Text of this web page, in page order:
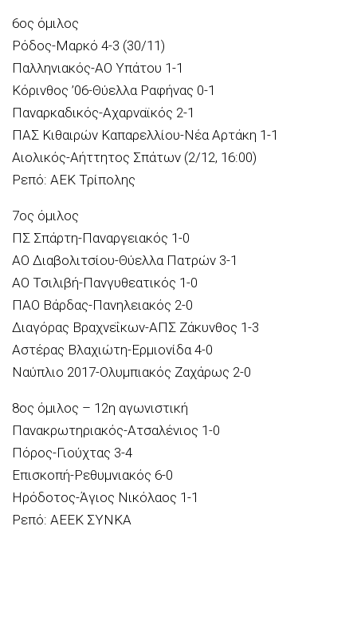
6ος όμιλος
Ρόδος-Μαρκό 4-3 (30/11)
Παλληνιακός-ΑΟ Υπάτου 1-1
Κόρινθος ’06-Θύελλα Ραφήνας 0-1
Παναρκαδικός-Αχαρναϊκός 2-1
ΠΑΣ Κιθαιρών Καπαρελλίου-Νέα Αρτάκη 1-1
Αιολικός-Αήττητος Σπάτων (2/12, 16:00)
Ρεπό: ΑΕΚ Τρίπολης
7ος όμιλος
ΠΣ Σπάρτη-Παναργειακός 1-0
ΑΟ Διαβολιτσίου-Θύελλα Πατρών 3-1
ΑΟ Τσιλιβή-Πανγυθεατικός 1-0
ΠΑΟ Βάρδας-Πανηλειακός 2-0
Διαγόρας Βραχνεΐκων-ΑΠΣ Ζάκυνθος 1-3
Αστέρας Βλαχιώτη-Ερμιονίδα 4-0
Ναύπλιο 2017-Ολυμπιακός Ζαχάρως 2-0
8ος όμιλος – 12η αγωνιστική
Πανακρωτηριακός-Ατσαλένιος 1-0
Πόρος-Γιούχτας 3-4
Επισκοπή-Ρεθυμνιακός 6-0
Ηρόδοτος-Άγιος Νικόλαος 1-1
Ρεπό: ΑΕΕΚ ΣΥΝΚΑ